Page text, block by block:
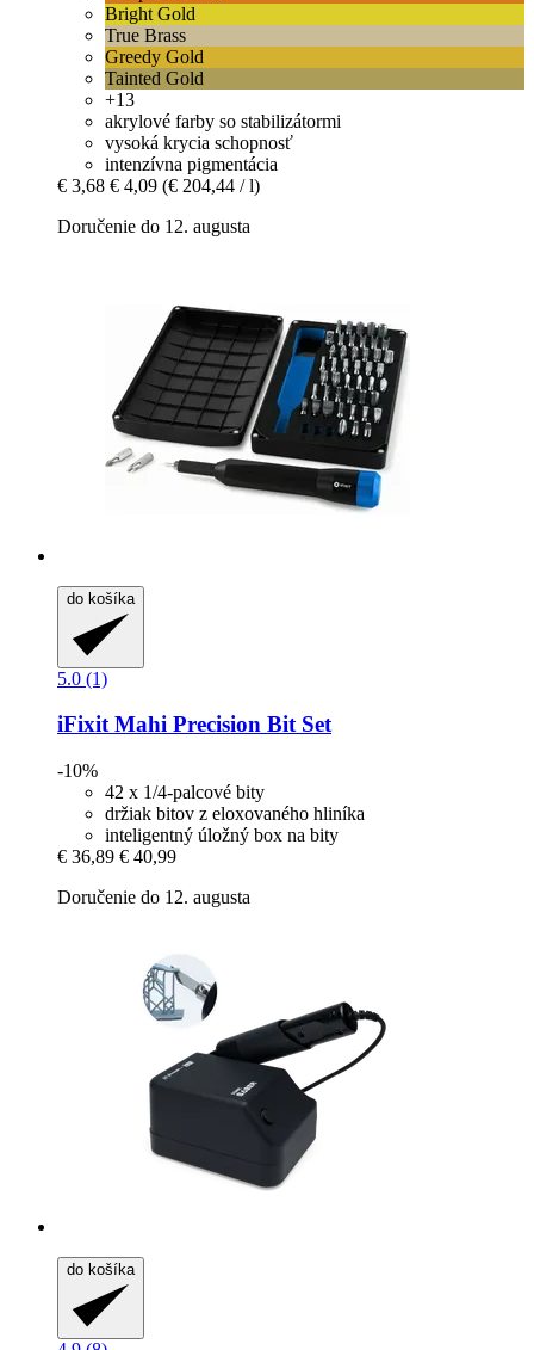
Bright Gold
True Brass
Greedy Gold
Tainted Gold
+13
akrylové farby so stabilizátormi
vysoká krycia schopnosť
intenzívna pigmentácia
€ 3,68 € 4,09 (€ 204,44 / l)
Doručenie do 12. augusta
do košíka
5.0 (1)
iFixitMahi Precision Bit Set
-10%
42 x 1/4-palcové bity
držiak bitov z eloxovaného hliníka
inteligentný úložný box na bity
€ 36,89 € 40,99
Doručenie do 12. augusta
do košíka